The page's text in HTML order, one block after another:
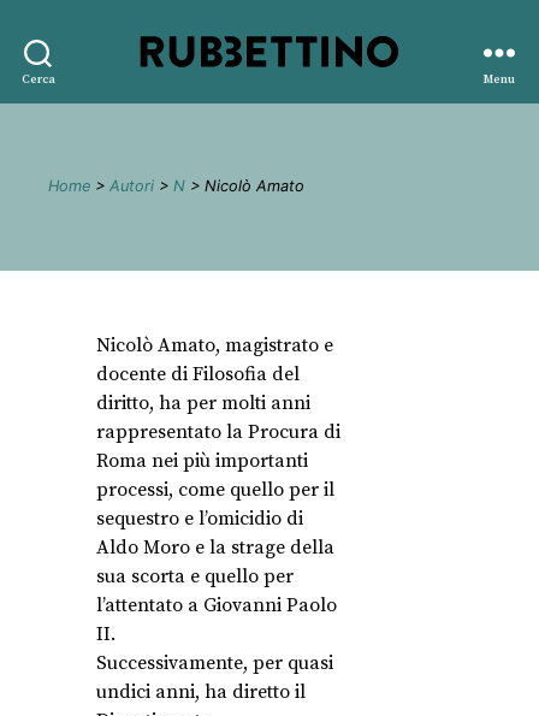
Cerca
editore
Menu
Home > Autori > N > Nicolò Amato
Nicolò Amato, magistrato e
docente di Filosofia del
diritto, ha per molti anni
rappresentato la Procura di
Roma nei più importanti
processi, come quello per il
sequestro e l’omicidio di
Aldo Moro e la strage della
sua scorta e quello per
l’attentato a Giovanni Paolo
II.
Successivamente, per quasi
undici anni, ha diretto il